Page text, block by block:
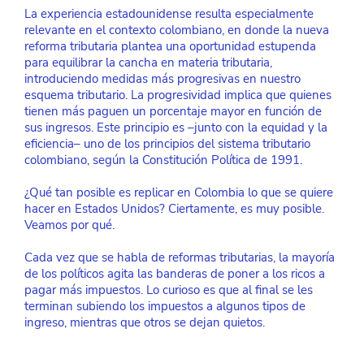
La experiencia estadounidense resulta especialmente
relevante en el contexto colombiano, en donde la nueva
reforma tributaria plantea una oportunidad estupenda
para equilibrar la cancha en materia tributaria,
introduciendo medidas más progresivas en nuestro
esquema tributario. La progresividad implica que quienes
tienen más paguen un porcentaje mayor en función de
sus ingresos. Este principio es –junto con la equidad y la
eficiencia– uno de los principios del sistema tributario
colombiano, según la Constitución Política de 1991.
¿Qué tan posible es replicar en Colombia lo que se quiere
hacer en Estados Unidos? Ciertamente, es muy posible.
Veamos por qué.
Cada vez que se habla de reformas tributarias, la mayoría
de los políticos agita las banderas de poner a los ricos a
pagar más impuestos. Lo curioso es que al final se les
terminan subiendo los impuestos a algunos tipos de
ingreso, mientras que otros se dejan quietos.